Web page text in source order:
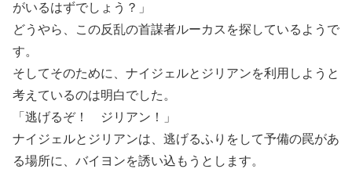
がいるはずでしょう？」
どうやら、この反乱の首謀者ルーカスを探しているようで
す。
そしてそのために、ナイジェルとジリアンを利用しようと
考えているのは明白でした。
「逃げるぞ！ ジリアン！」
ナイジェルとジリアンは、逃げるふりをして予備の罠があ
る場所に、バイヨンを誘い込もうとします。